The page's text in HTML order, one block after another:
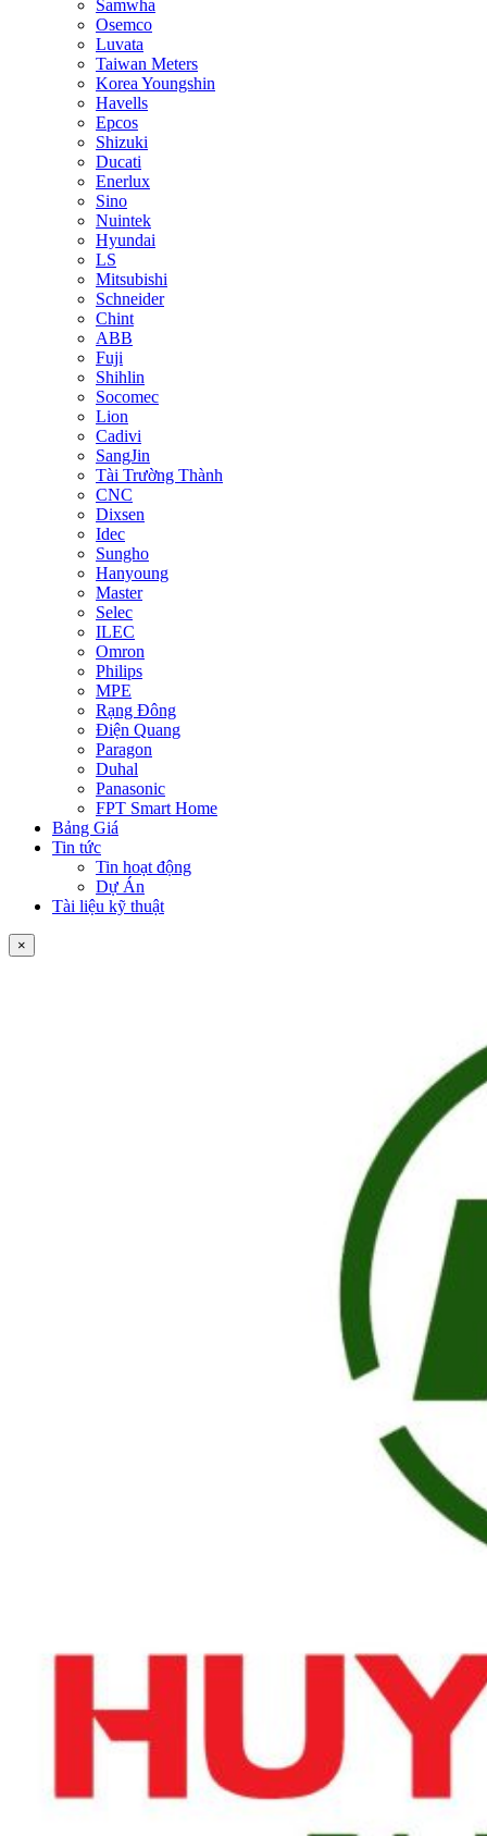
Samwha
Osemco
Luvata
Taiwan Meters
Korea Youngshin
Havells
Epcos
Shizuki
Ducati
Enerlux
Sino
Nuintek
Hyundai
LS
Mitsubishi
Schneider
Chint
ABB
Fuji
Shihlin
Socomec
Lion
Cadivi
SangJin
Tài Trường Thành
CNC
Dixsen
Idec
Sungho
Hanyoung
Master
Selec
ILEC
Omron
Philips
MPE
Rạng Đông
Điện Quang
Paragon
Duhal
Panasonic
FPT Smart Home
Bảng Giá
Tin tức
Tin hoạt động
Dự Án
Tài liệu kỹ thuật
×